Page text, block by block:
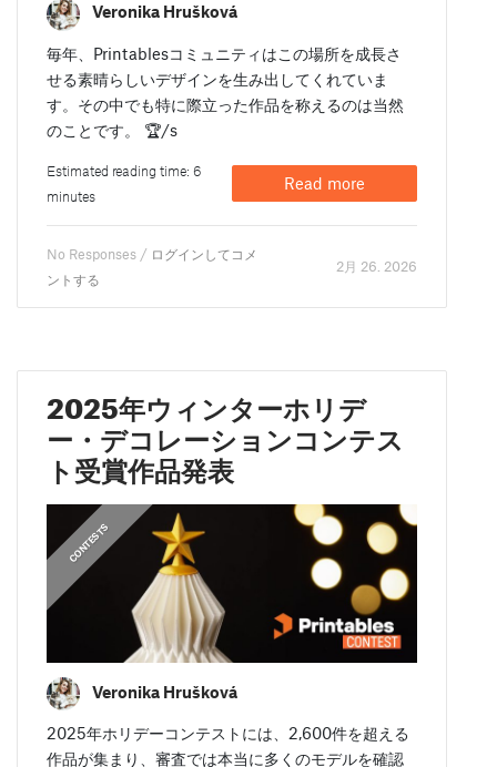
Veronika Hrušková
毎年、Printablesコミュニティはこの場所を成長さ
せる素晴らしいデザインを生み出してくれていま
す。その中でも特に際立った作品を称えるのは当然
のことです。 🏆/s
Estimated reading time: 6
minutes
Read more
No Responses / ログインしてコメ
ントする
2月 26. 2026
2025年ウィンターホリデ
ー・デコレーションコンテス
ト受賞作品発表
CONTESTS
Veronika Hrušková
2025年ホリデーコンテストには、2,600件を超える
作品が集まり、審査では本当に多くのモデルを確認